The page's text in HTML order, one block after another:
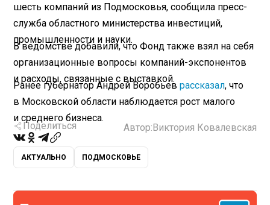
шесть компаний из Подмосковья, сообщила пресс-
служба областного министерства инвестиций,
промышленности и науки.
В ведомстве добавили, что Фонд также взял на себя
организационные вопросы компаний-экспонентов
и расходы, связанные с выставкой.
Ранее губернатор Андрей Воробьеврассказал, что
в Московской области наблюдается рост малого
и среднего бизнеса.
Поделиться Автор: Виктория Ковалевская
АКТУАЛЬНО ПОДМОСКОВЬЕ